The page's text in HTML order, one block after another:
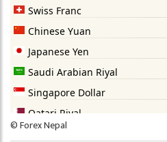
©Forex Nepal